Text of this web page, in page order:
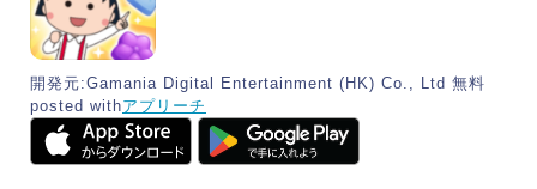
開発元:Gamania Digital Entertainment (HK) Co., Ltd 無料
posted withアプリーチ